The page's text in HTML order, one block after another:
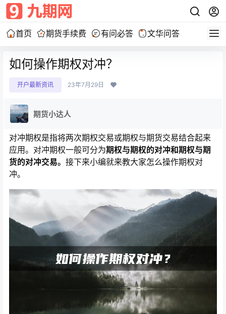
首页 期货手续费 有问必答 文华问答
如何操作期权对冲？
开户最新资讯 23年7月29日
期货小达人
对冲期权是指将两次期权交易或期权与期货交易结合起来
应用。对冲期权一般可分为期权与期权的对冲和期权与期
货的对冲交易。 接下来小编就来教大家怎么操作期权对
冲。